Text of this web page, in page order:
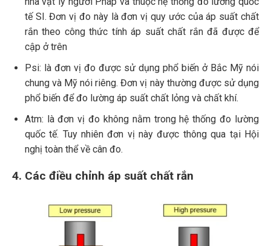
tế SI. Đơn vị đo này là đơn vị quy ước của áp suất chất
rắn theo công thức tính áp suất chất rắn đã được để
cập ở trên
Psi: là đơn vị đo được sử dụng phổ biến ở Bắc Mỹ nói
chung và Mỹ nói riêng. Đơn vị này thường được sử dụng
phổ biến để đo lường áp suất chất lỏng và chất khí.
Atm: là đơn vị đo không nằm trong hệ thống đo lường
quốc tế. Tuy nhiên đơn vị này được thông qua tại Hội
nghị toàn thể về cân đo.
4. Các điều chỉnh áp suất chất rắn